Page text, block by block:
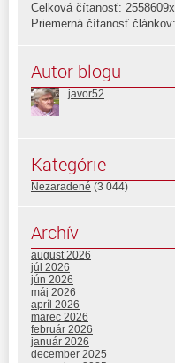
Celková čítanosť: 2558609x
Priemerná čítanosť
Autor blogu
javor52
Kategórie
Nezaradené (3 044)
Archív
august 2026
júl 2026
jún 2026
máj 2026
apríl 2026
marec 2026
február 2026
január 2026
december 2025